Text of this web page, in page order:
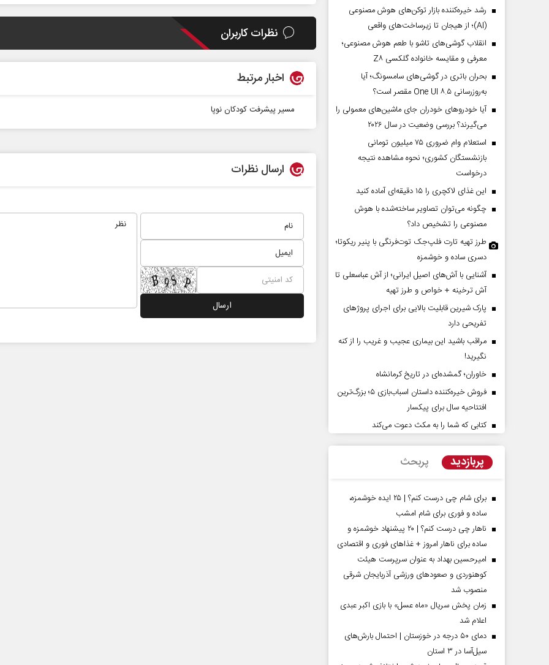
نظرات کاربران
اخبار مرتبط
مسیر پیشرفت کودکان نوپا
ارسال نظرات
رشد خیره‌کننده بازار توکن‌های هوش مصنوعی
(AI)؛ از هیجان تا زیرساخت‌های واقعی
انقلاب گوشی‌های تاشو‌ با طعم هوش مصنوعی؛
معرفی و مقایسه خانواده گلکسی Z۸
بحران باتری در گوشی‌های سامسونگ؛ آیا
به‌روزرسانی One UI ۸.۵ مقصر است؟
آیا خودروهای خودران جای ماشین‌های معمولی را
می‌گیرند؟ بررسی وضعیت در سال ۲۰۲۶
استعلام وام ضروری ۷۵ میلیون تومانی
بازنشستگان کشوری؛ نحوه مشاهده نتیجه
درخواست
این غذای لاکچری را ۱۵ دقیقه‌ای آماده کنید
چگونه می‌توان تصاویر ساخته‌شده با هوش
مصنوعی را تشخیص داد؟
طرز تهیه تارت فلپ‌جک توت‌فرنگی با پنیر ریکوتا؛
دسری ساده و خوشمزه
آشنایی با آش‌های اصیل ایرانی؛ از آش عباسعلی تا
آش ترخینه + خواص و طرز تهیه
پارک شیرین قابلیت‌ بالایی برای اجرای پروژهای
تفریحی دارد
مراقب باشید این بیماری عجیب و غریب را از کنه
نگیرید!
خاوران؛ گمشده‌ای در تاریخ کرمانشاه
فروش خیره‌کننده داستان اسباب‌بازی ۵؛ بزرگ‌ترین
افتتاحیه سال برای پیکسار
کتابی که شما را به مکث دعوت می‌کند
پربازدید پربحث
برای شام چی درست کنم؟ | ۲۵ ایده خوشمزه،
ساده و فوری برای شام امشب
ناهار چی درست کنم؟ | ۲۰ پیشنهاد خوشمزه و
ساده برای ناهار امروز + غذاهای فوری و اقتصادی
امیرحسین بهداد به عنوان سرپرست هیئت
کوهنوردی و صعودهای ورزشی آذربایجان شرقی
منصوب شد
زمان پخش سریال «ماه عسل» با بازی اکبر عبدی
اعلام شد
دمای ۵۰ درجه در خوزستان | احتمال بارش‌های
سیل‌آسا در ۳ استان
تهدیدات کوتاه‏‌مدت و
مسائل سیاسی
اربعین نماد مقاومت در برابر
مجلس
از باتلاق انرژی تا بن‌بست ترامپ
نرگس
صفحات نخست روزنامه ها‌ی‌سه‌شنبه ۶ مردادماه